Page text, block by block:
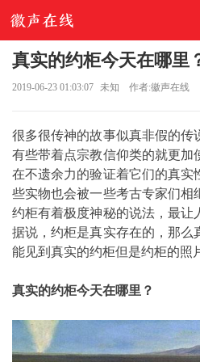
真实的约柜今天在哪里
2019-06-23 01:03:07 未知 作者:徽声在线
很多很传神的故事似真非假的传
有些带着点宗教信仰类的就更加
在不遗余力的验证着它们的真实
些实物也会被一些考古专家们相
约柜有着极度神秘的说法，最让
据说，约柜是真实存在的，那么
能见到真实的约柜但是约柜的照
真实的约柜今天在哪里？